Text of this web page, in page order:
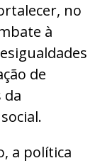
no
à
de
da
a política